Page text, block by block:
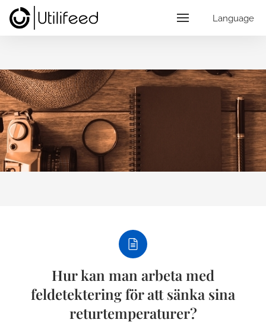
Language
Hur kan man arbeta med
feldetektering för att sänka sina
returtemperaturer?